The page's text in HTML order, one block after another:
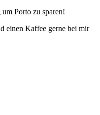
Porto zu sparen!
einen Kaffee gerne bei mir